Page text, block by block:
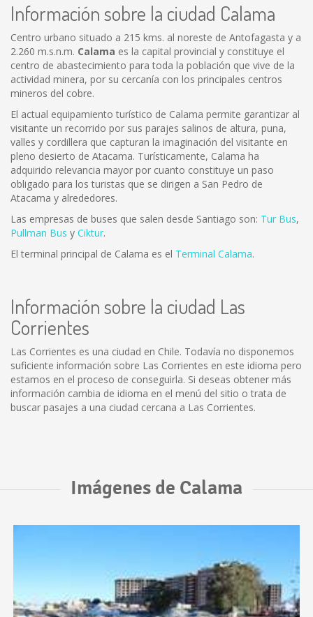
Información sobre la ciudad Calama
Centro urbano situado a 215 kms. al noreste de Antofagasta y a
2.260 m.s.n.m. Calama es la capital provincial y constituye el
centro de abastecimiento para toda la población que vive de la
actividad minera, por su cercanía con los principales centros
mineros del cobre.
El actual equipamiento turístico de Calama permite garantizar al
visitante un recorrido por sus parajes salinos de altura, puna,
valles y cordillera que capturan la imaginación del visitante en
pleno desierto de Atacama. Turísticamente, Calama ha
adquirido relevancia mayor por cuanto constituye un paso
obligado para los turistas que se dirigen a San Pedro de
Atacama y alrededores.
Las empresas de buses que salen desde Santiago son: Tur Bus,
Pullman Bus y Ciktur.
El terminal principal de Calama es el Terminal Calama.
Información sobre la ciudad Las
Corrientes
Las Corrientes es una ciudad en Chile. Todavía no disponemos
suficiente información sobre Las Corrientes en este idioma pero
estamos en el proceso de conseguirla. Si deseas obtener más
información cambia de idioma en el menú del sitio o trata de
buscar pasajes a una ciudad cercana a Las Corrientes.
Imágenes de Calama